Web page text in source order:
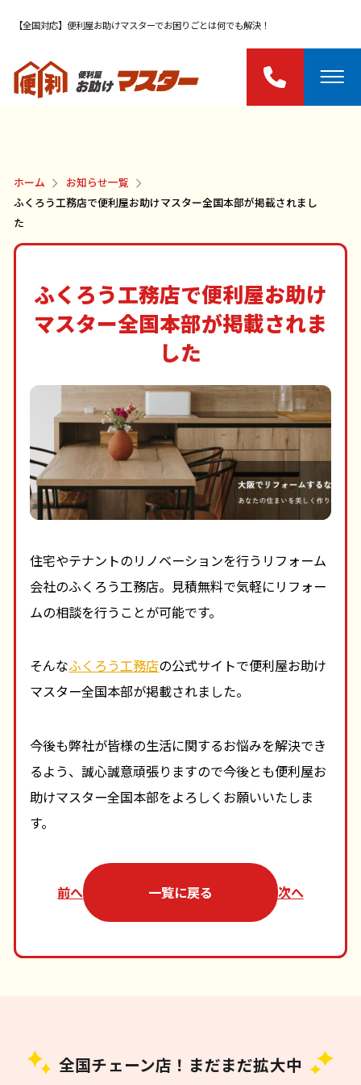
【全国対応】便利屋お助けマスターでお困りごとは何でも解決！
ホーム
お知らせ一覧
ふくろう工務店で便利屋お助けマスター全国本部が掲載されまし
た
ふくろう工務店で便利屋お助け
マスター全国本部が掲載されま
した
住宅やテナントのリノベーションを行うリフォーム
会社のふくろう工務店。見積無料で気軽にリフォー
ムの相談を行うことが可能です。
そんなふくろう工務店の公式サイトで便利屋お助け
マスター全国本部が掲載されました。
今後も弊社が皆様の生活に関するお悩みを解決でき
るよう、誠心誠意頑張りますので今後とも便利屋お
助けマスター全国本部をよろしくお願いいたしま
す。
前へ 一覧に戻る 次へ
全国チェーン店！まだまだ拡大中